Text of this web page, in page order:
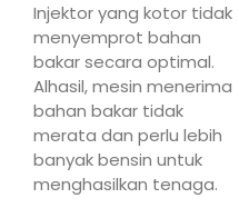
Injektor yang kotor tidak
menyemprot bahan
bakar secara optimal.
Alhasil, mesin menerima
bahan bakar tidak
merata dan perlu lebih
banyak bensin untuk
menghasilkan tenaga.